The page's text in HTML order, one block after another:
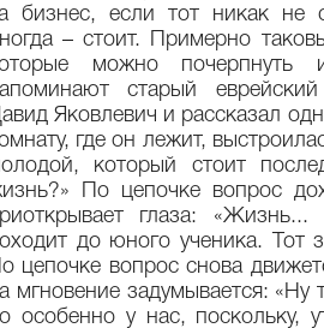
бизнес, если тот никак не
– стоит. Примерно
можно почерпнуть
старый
Яковлевич и рассказал
где он лежит,
который стоит
По цепочке вопрос
глаза:
до юного ученика. Тот
цепочке вопрос снова
мгновение задумывается:
особенно у нас, поскольку,